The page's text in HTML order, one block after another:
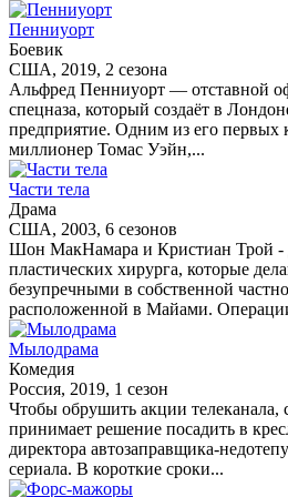
Пенниуорт
Боевик
США, 2019, 2 сезона
Альфред Пенниуорт — отставной
спецназа, который создаёт в
предприятие. Одним из его первых
миллионер Томас Уэйн,...
Части тела
Драма
США, 2003, 6 сезонов
Шон МакНамара и Кристиан Трой -
пластических хирурга, которые
безупречными в собственной
расположенной в Майами.
Мылодрама
Комедия
Россия, 2019, 1 сезон
Чтобы обрушить акции телеканала,
принимает решение посадить в
директора автозаправщика-
сериала. В короткие сроки...